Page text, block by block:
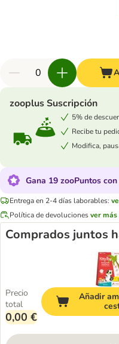
zooplus Suscripción
5% de
Recibe tu
Modifica,
Gana 19 zooPuntos
Entrega en 2-4 días laborables:
Política de devolucionesver más
Comprados juntos
Precio
total
0,00 €
Añadir